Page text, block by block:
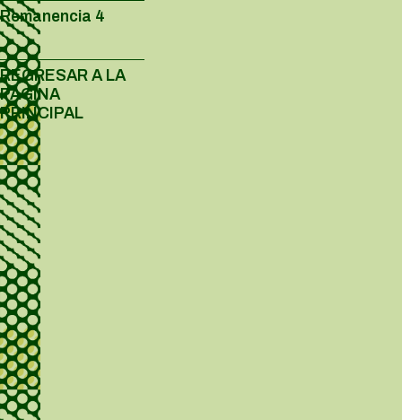
Remanencia 4
REGRESAR A LA
PÁGINA
PRINCIPAL